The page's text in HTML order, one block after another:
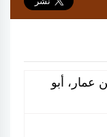
عمار، أبو